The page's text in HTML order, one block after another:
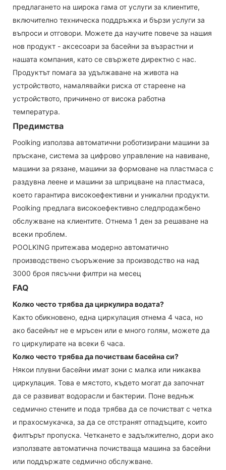
предлагането на широка гама от услуги за клиентите,
включително техническа поддръжка и бързи услуги за
въпроси и отговори. Можете да научите повече за нашия
нов продукт - аксесоари за басейни за възрастни и
нашата компания, като се свържете директно с нас.
Продуктът помага за удължаване на живота на
устройството, намалявайки риска от стареене на
устройството, причинено от висока работна
температура.
Предимства
Poolking използва автоматични роботизирани машини за
пръскане, система за цифрово управление на навиване,
машини за рязане, машини за формоване на пластмаса с
раздувна леене и машини за шприцване на пластмаса,
което гарантира високоефективни и уникални продукти.
Poolking предлага високоефективно следпродажбено
обслужване на клиентите. Отнема 1 ден за решаване на
всеки проблем.
POOLKING притежава модерно автоматично
производствено съоръжение за производство на над
3000 броя пясъчни филтри на месец
FAQ
Колко често трябва да циркулира водата?
Както обикновено, една циркулация отнема 4 часа, но
ако басейнът не е мръсен или е много голям, можете да
го циркулирате на всеки 6 часа.
Колко често трябва да почиствам басейна си?
Някои плувни басейни имат зони с малка или никаква
циркулация. Това е мястото, където могат да започнат
да се развиват водорасли и бактерии. Поне веднъж
седмично стените и пода трябва да се почистват с четка
и прахосмукачка, за да се отстранят отпадъците, които
филтърът пропуска. Четкането е задължително, дори ако
използвате автоматична почистваща машина за басейни
или поддържате седмично обслужване.